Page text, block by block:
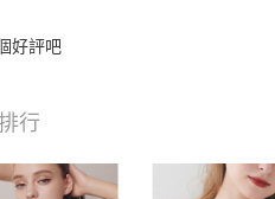
好評吧
行